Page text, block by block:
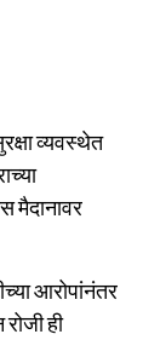
व्यवस्थेत
मैदानावर
आरोपांनंतर
ही